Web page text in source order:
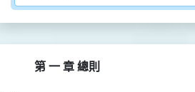
第 一 章 總則